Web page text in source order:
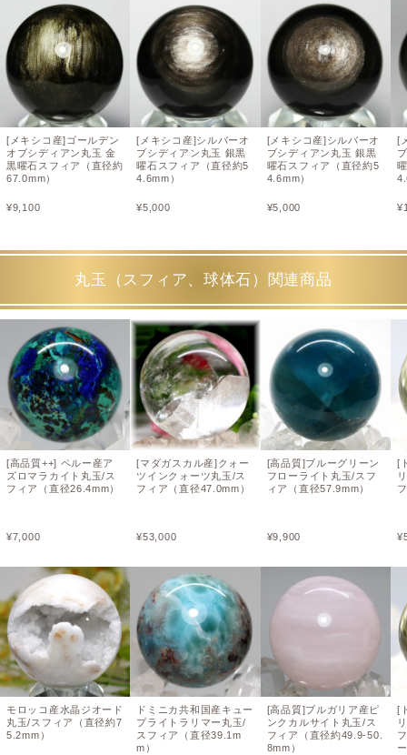
[メキシコ産]ゴールデン
オブシディアン丸玉 金
黒曜石スフィア（直径約
67.0mm）
¥9,100
[メキシコ産]シルバーオ
ブシディアン丸玉 銀黒
曜石スフィア（直径約5
4.6mm）
¥5,000
[メキシコ産]シルバーオ
ブシディアン丸玉 銀黒
曜石スフィア（直径約5
4.6mm）
¥5,000
[
¥
丸玉（スフィア、球体石）関連商品
[高品質++] ペルー産ア
ズロマラカイト丸玉/ス
フィア（直径26.4mm）
¥7,000
モロッコ産水晶ジオード
丸玉/スフィア（直径約7
5.2mm）
[マダガスカル産]クォー
ツインクォーツ丸玉/ス
フィア（直径47.0mm）
¥53,000
ドミニカ共和国産キュー
プライトラリマー丸玉/
スフィア（直径39.1m
m）
[高品質]ブルーグリーン
フローライト丸玉/スフ
ィア（直径57.9mm）
¥9,900
[高品質]ブルガリア産ピ
ンクカルサイト丸玉/ス
フィア（直径約49.9-50.
8mm）
[
¥
[